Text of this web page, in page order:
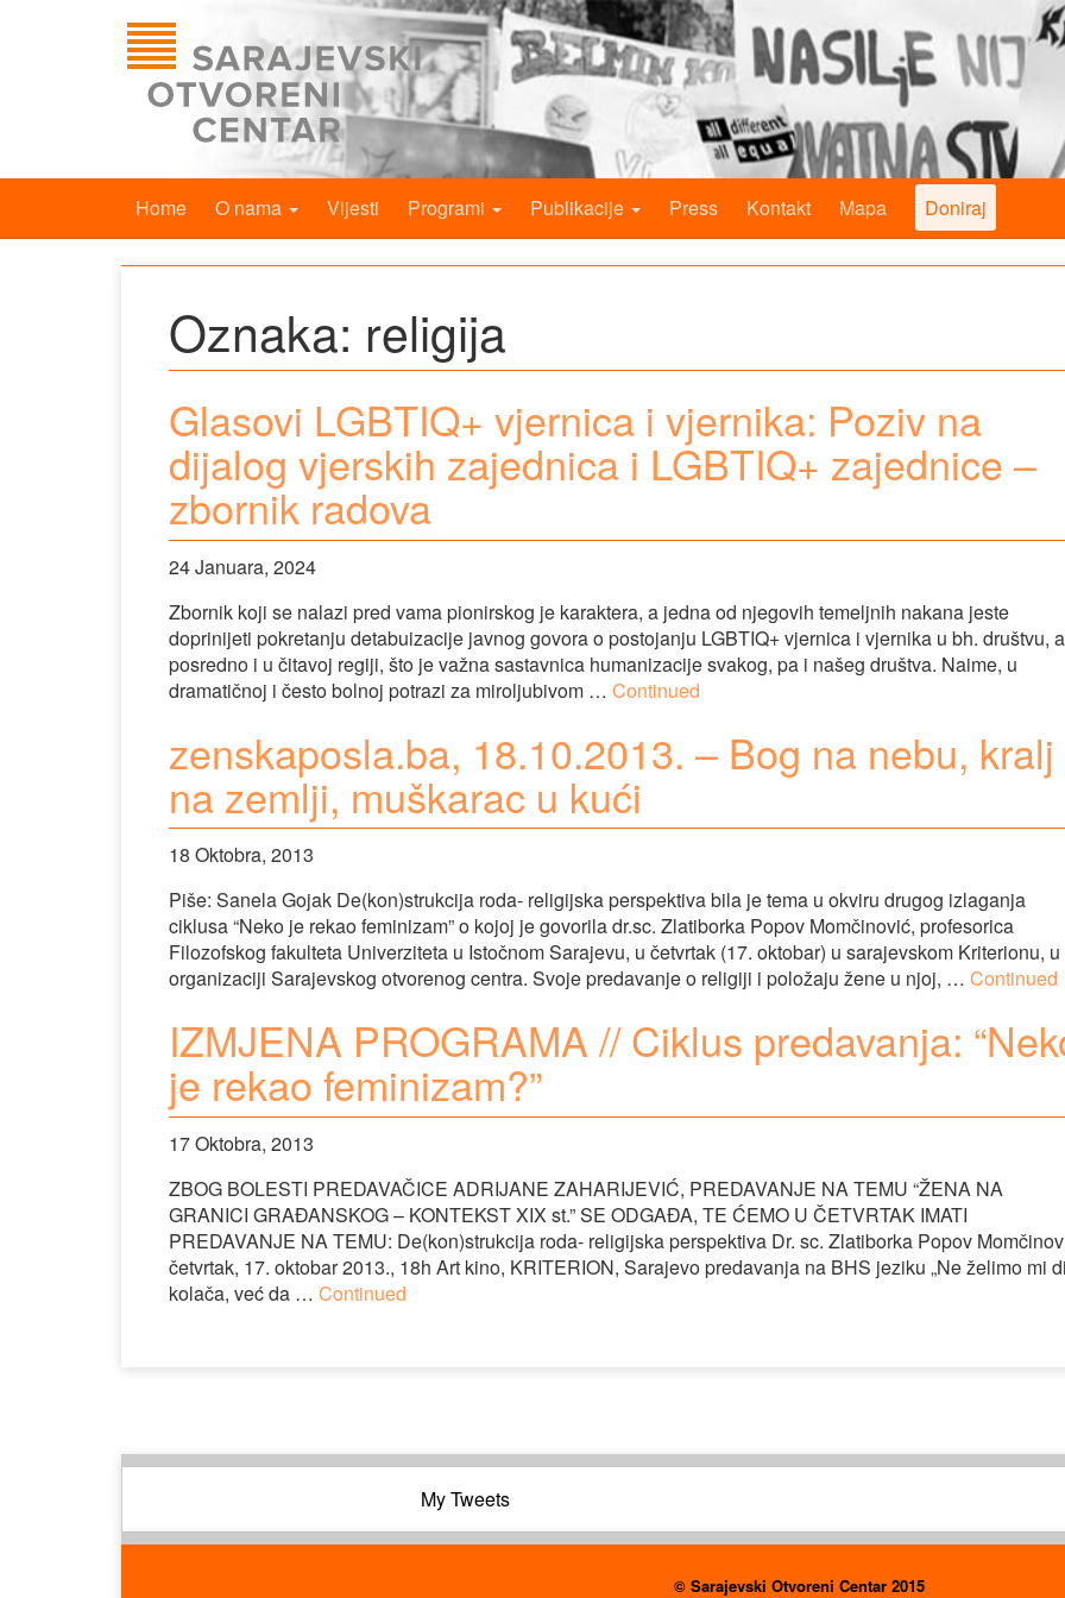
Home O nama Vijesti Programi Publikacije Press Kontakt Mapa Doniraj
Oznaka: religija
Glasovi LGBTIQ+ vjernica i vjernika: Poziv na
dijalog vjerskih zajednica i LGBTIQ+ zajednice –
zbornik radova
24 Januara, 2024
Zbornik koji se nalazi pred vama pionirskog je karaktera, a jedna od njegovih temeljnih nakana jeste
doprinijeti pokretanju detabuizacije javnog govora o postojanju LGBTIQ+ vjernica i vjernika u bh. društvu, a
posredno i u čitavoj regiji, što je važna sastavnica humanizacije svakog, pa i našeg društva. Naime, u
dramatičnoj i često bolnoj potrazi za miroljubivom … Continued
zenskaposla.ba, 18.10.2013. – Bog na nebu, kralj
na zemlji, muškarac u kući
18 Oktobra, 2013
Piše: Sanela Gojak De(kon)strukcija roda- religijska perspektiva bila je tema u okviru drugog izlaganja
ciklusa “Neko je rekao feminizam” o kojoj je govorila dr.sc. Zlatiborka Popov Momčinović, profesorica
Filozofskog fakulteta Univerziteta u Istočnom Sarajevu, u četvrtak (17. oktobar) u sarajevskom Kriterionu, u
organizaciji Sarajevskog otvorenog centra. Svoje predavanje o religiji i položaju žene u njoj, … Continued
IZMJENA PROGRAMA // Ciklus predavanja:
je rekao feminizam?”
17 Oktobra, 2013
ZBOG BOLESTI PREDAVAČICE ADRIJANE ZAHARIJEVIĆ, PREDAVANJE NA TEMU “ŽENA NA
GRANICI GRAĐANSKOG – KONTEKST XIX st.” SE ODGAĐA, TE ĆEMO U ČETVRTAK IMATI
PREDAVANJE NA TEMU: De(kon)strukcija roda- religijska perspektiva Dr. sc. Zlatiborka Popov
četvrtak, 17. oktobar 2013., 18h Art kino, KRITERION, Sarajevo predavanja na BHS jeziku „Ne želimo mi
kolača, već da … Continued
My Tweets
© Sarajevski Otvoreni Centar 2015